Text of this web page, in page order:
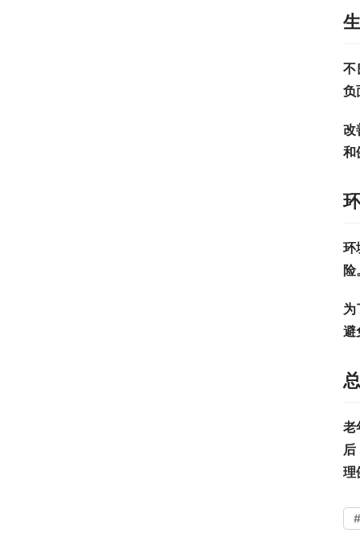
不
负
改
和
环
为
避
老
后
理